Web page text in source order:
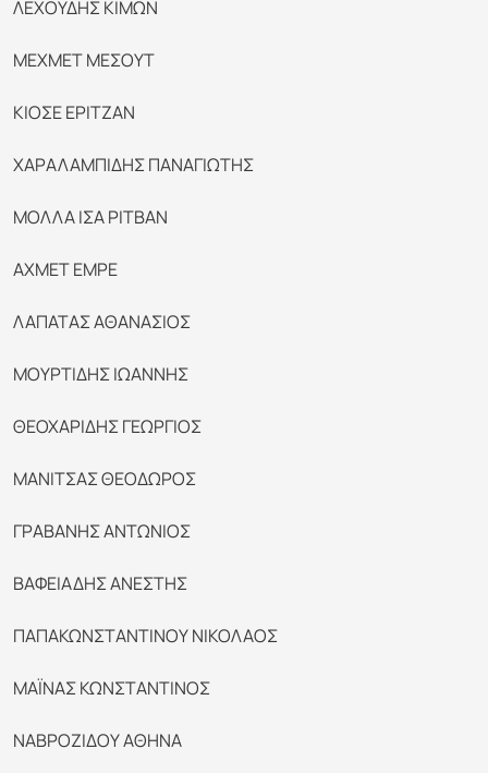
ΛΕΧΟΥΔΗΣ ΚΙΜΩΝ
ΜΕΧΜΕΤ ΜΕΣΟΥΤ
ΚΙΟΣΕ ΕΡΙΤΖΑΝ
ΧΑΡΑΛΑΜΠΙΔΗΣ ΠΑΝΑΓΙΩΤΗΣ
ΜΟΛΛΑ ΙΣΑ ΡΙΤΒΑΝ
ΑΧΜΕΤ ΕΜΡΕ
ΛΑΠΑΤΑΣ ΑΘΑΝΑΣΙΟΣ
ΜΟΥΡΤΙΔΗΣ ΙΩΑΝΝΗΣ
ΘΕΟΧΑΡΙΔΗΣ ΓΕΩΡΓΙΟΣ
ΜΑΝΙΤΣΑΣ ΘΕΟΔΩΡΟΣ
ΓΡΑΒΑΝΗΣ ΑΝΤΩΝΙΟΣ
ΒΑΦΕΙΑΔΗΣ ΑΝΕΣΤΗΣ
ΠΑΠΑΚΩΝΣΤΑΝΤΙΝΟΥ ΝΙΚΟΛΑΟΣ
ΜΑΪΝΑΣ ΚΩΝΣΤΑΝΤΙΝΟΣ
ΝΑΒΡΟΖΙΔΟΥ ΑΘΗΝΑ